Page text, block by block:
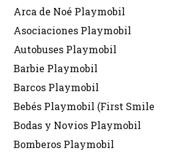
Arca de Noé Playmobil
Asociaciones Playmobil
Autobuses Playmobil
Barbie Playmobil
Barcos Playmobil
Bebés Playmobil (First Smile
Bodas y Novios Playmobil
Bomberos Playmobil